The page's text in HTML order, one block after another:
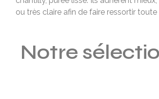
ou très claire afin de faire ressortir toute
Notre